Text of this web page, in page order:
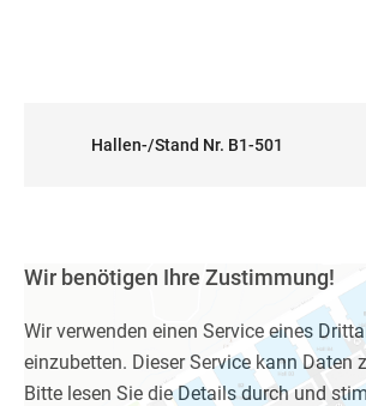
Hallen-/Stand Nr. B1-501
Wir benötigen Ihre Zustimmung!
Wir verwenden einen Service eines
einzubetten. Dieser Service kann Daten
Bitte lesen Sie die Details durch und